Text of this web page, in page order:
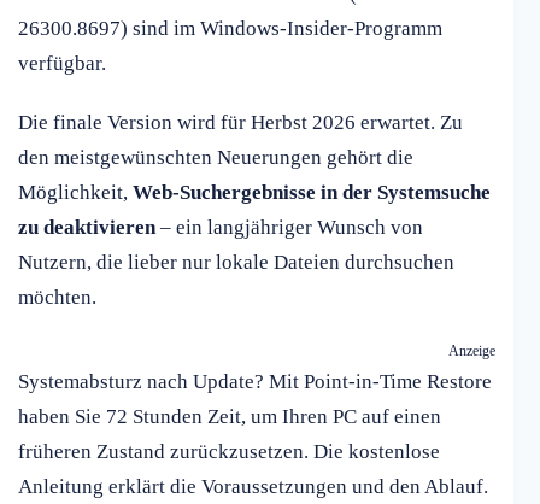
26300.8697) sind im Windows-Insider-Programm
verfügbar.
Die finale Version wird für Herbst 2026 erwartet. Zu
den meistgewünschten Neuerungen gehört die
Möglichkeit, Web-Suchergebnisse in der Systemsuche
zu deaktivieren – ein langjähriger Wunsch von
Nutzern, die lieber nur lokale Dateien durchsuchen
möchten.
Anzeige
Systemabsturz nach Update? Mit Point-in-Time Restore
haben Sie 72 Stunden Zeit, um Ihren PC auf einen
früheren Zustand zurückzusetzen. Die kostenlose
Anleitung erklärt die Voraussetzungen und den Ablauf.